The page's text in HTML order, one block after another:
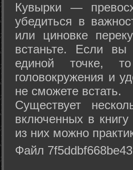
Кувырки —
убедиться в
или циновке
встаньте. Если вы
единой точке,
головокружения и
не сможете встать.
Существует
включенных в
из них можно
Файл